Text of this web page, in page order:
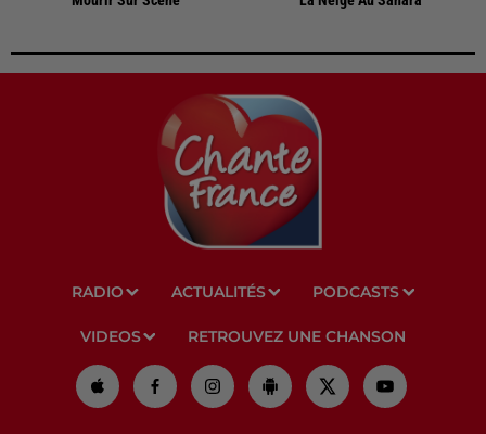
RADIO ACTUALITÉS PODCASTS
VIDEOS RETROUVEZ UNE CHANSON